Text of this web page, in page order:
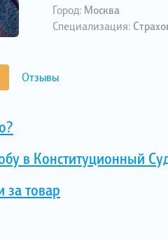
Город: Москва
Специализация:
Отзывы
в Конституционный
за товар